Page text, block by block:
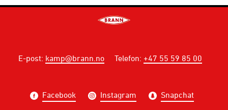
E-post: kamp@brann.no Telefon: +47 55 59 85 00
Facebook Instagram Snapchat